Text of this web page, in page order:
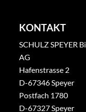
KONTAKT
SCHULZ SPEYER
AG
Hafenstrasse 2
​D-67346 Speyer
Postfach 1780
D-67327 Speyer